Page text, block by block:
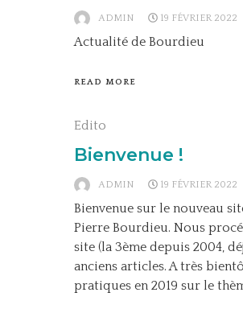
ADMIN 19 FÉVRIER 2022
Actualité de Bourdieu
READ MORE
Edito
Bienvenue !
ADMIN 19 FÉVRIER 2022
Bienvenue sur le nouveau
Pierre Bourdieu. Nous
site (la 3ème depuis 2004,
anciens articles. A très
pratiques en 2019 sur le